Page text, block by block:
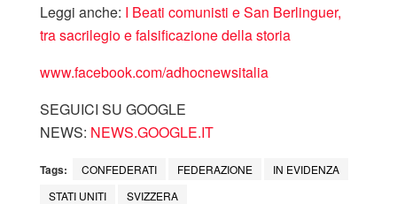
Leggi anche: I Beati comunisti e San Berlinguer,
tra sacrilegio e falsificazione della storia
www.facebook.com/adhocnewsitalia
SEGUICI SU GOOGLE
NEWS: NEWS.GOOGLE.IT
Tags: CONFEDERATI FEDERAZIONE
IN EVIDENZA
STATI UNITI
SVIZZERA